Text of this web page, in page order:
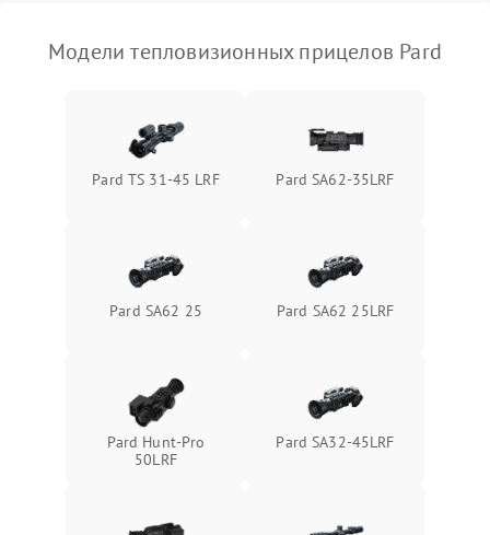
Неисправность системы
защиты от
1500 ₽ Подробнее →
Неисправность системы
защиты от замыкания
Подробнее →
Поломка системы защиты
от перенапряжения
Подробнее →
Поломка системы защиты
Модели тепловизионных прицелов Pard
Pard TS 31-45 LRF Pard SA62-35LRF
Pard SA62 25 Pard SA62 25LRF
Pard Hunt-Pro
50LRF
Pard SA32-45LRF